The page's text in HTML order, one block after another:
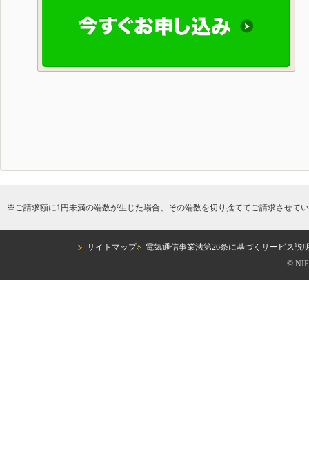
※ご請求額に1円未満の端数が生じた場合、その端数を切り捨ててご請求させて
サイトマップ
電気通信事業法第26条に基づくサービス説
©